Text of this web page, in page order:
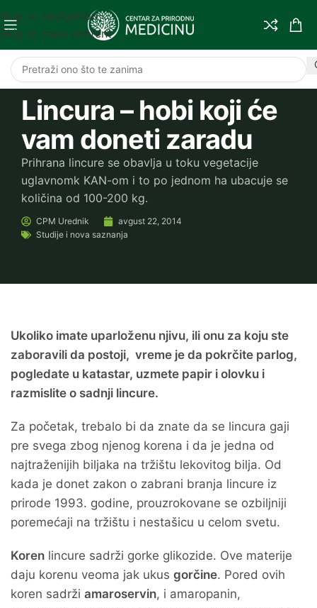
Skip to navigation
Skip to main content
Lincura – hobi koji će
vam doneti zaradu
Prihrana lincure se obavlja u toku vegetacije
uglavnomk KAN-om i to po jednom ha ubacuje se
količina od 100-200 kg.
CPM Urednik
avgust 22, 2014
Studije i nova saznanja
Ukoliko imate uparloženu njivu, ili onu za koju ste
zaboravili da postoji, vreme je da pokrčite parlog,
pogledate u katastar, uzmete papir i olovku i
razmislite o sadnji lincure.
Za početak, trebalo bi da znate da se lincura gaji
pre svega zbog njenog korena i da je jedna od
najtraženijih biljaka na tržištu lekovitog bilja. Od
kada je donet zakon o zabrani branja lincure iz
prirode 1993. godine, prouzrokovane se ozbiljniji
poremećaji na tržištu i nestašicu u celom svetu.
Koren lincure sadrži gorke glikozide. Ove materije
daju korenu veoma jak ukus gorčine. Pored ovih
koren sadrži amaroservin, i amaropanin,